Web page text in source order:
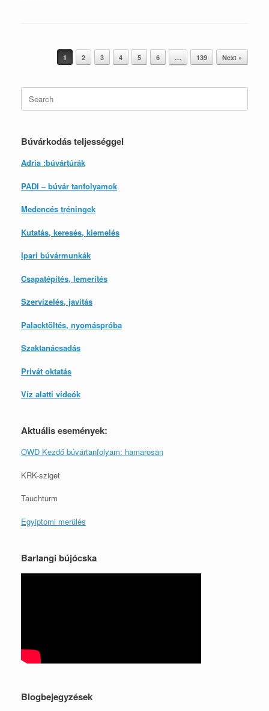
Post navigation
1 2 3 4 5 6 … 139 Next »
for:
Búvárkodás teljességgel
Adria :búvártúrák
PADI – búvár tanfolyamok
Medencés tréningek
Kutatás, keresés, kiemelés
Ipari búvármunkák
Csapatépítés, lemerítés
Szervízelés, javítás
Palacktöltés, nyomáspróba
Szaktanácsadás
Privát oktatás
Víz alatti videók
Aktuális események:
OWD Kezdő búvártanfolyam: hamarosan
KRK-sziget
Tauchturm
Egyiptomi merülés
Barlangi bújócska
Blogbejegyzések